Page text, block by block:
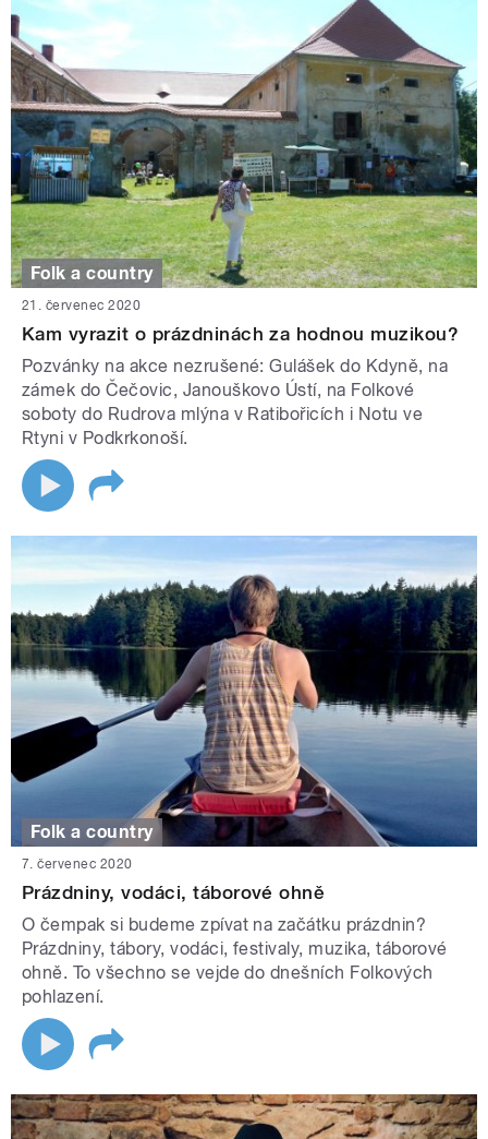
Folk a country
21. červenec 2020
Kam vyrazit o prázdninách za hodnou muzikou?
Pozvánky na akce nezrušené: Gulášek do Kdyně, na
zámek do Čečovic, Janouškovo Ústí, na Folkové
soboty do Rudrova mlýna v Ratibořicích i Notu ve
Rtyni v Podkrkonoší.
Folk a country
7. červenec 2020
Prázdniny, vodáci, táborové ohně
O čempak si budeme zpívat na začátku prázdnin?
Prázdniny, tábory, vodáci, festivaly, muzika, táborové
ohně. To všechno se vejde do dnešních Folkových
pohlazení.